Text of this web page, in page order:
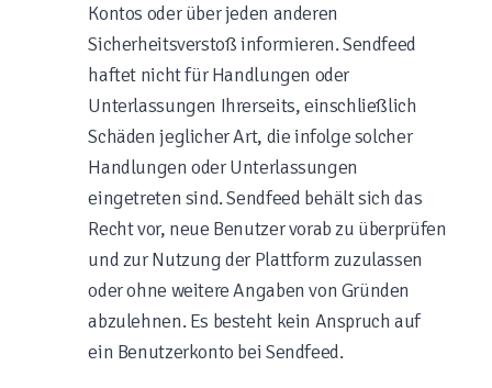
Kontos oder über jeden anderen
Sicherheitsverstoß informieren. Sendfeed
haftet nicht für Handlungen oder
Unterlassungen Ihrerseits, einschließlich
Schäden jeglicher Art, die infolge solcher
Handlungen oder Unterlassungen
eingetreten sind. Sendfeed behält sich das
Recht vor, neue Benutzer vorab zu überprüfen
und zur Nutzung der Plattform zuzulassen
oder ohne weitere Angaben von Gründen
abzulehnen. Es besteht kein Anspruch auf
ein Benutzerkonto bei Sendfeed.